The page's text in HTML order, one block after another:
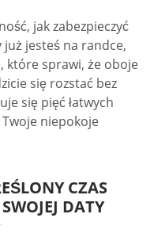
jak zabezpieczyć
jesteś na randce,
które sprawi, że oboje
się rozstać bez
się pięć łatwych
niepokoje
CZAS
DATY